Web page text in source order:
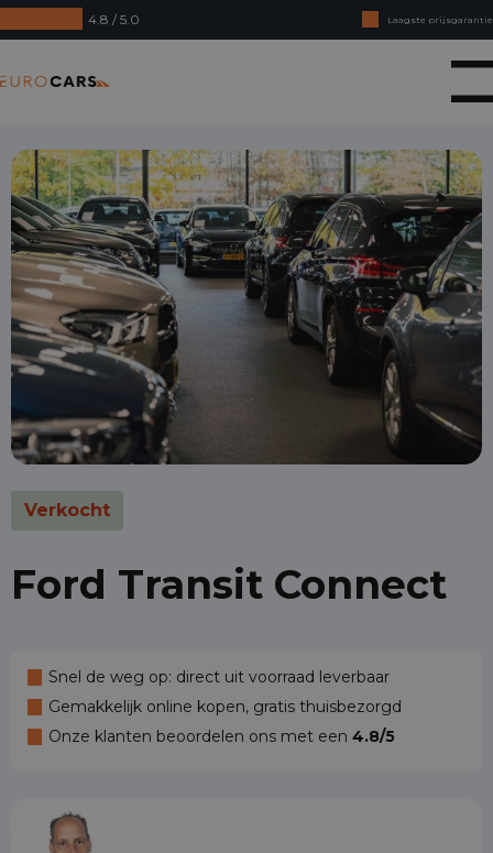
4.8 / 5.0
Laagste prijsgarantie
Online kopen, niet goed geld terug
Financial lease - Soepele acceptatie
Verkocht
Ford Transit Connect
Snel de weg op: direct uit voorraad leverbaar
Gemakkelijk online kopen, gratis thuisbezorgd
Onze klanten beoordelen ons met een 4.8/5